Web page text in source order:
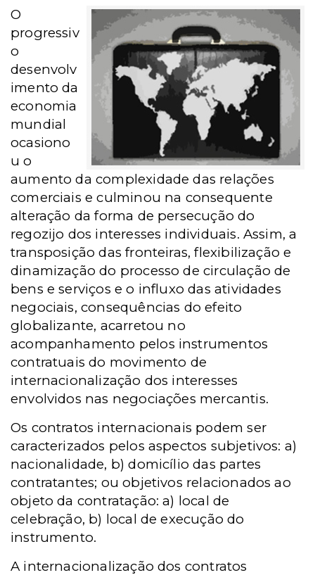
O
progressiv
o
desenvolv
imento da
economia
mundial
ocasiono
u o
aumento da complexidade das relações
comerciais e culminou na consequente
alteração da forma de persecução do
regozijo dos interesses individuais. Assim, a
transposição das fronteiras, flexibilização e
dinamização do processo de circulação de
bens e serviços e o influxo das atividades
negociais, consequências do efeito
globalizante, acarretou no
acompanhamento pelos instrumentos
contratuais do movimento de
internacionalização dos interesses
envolvidos nas negociações mercantis.
Os contratos internacionais podem ser
caracterizados pelos aspectos subjetivos: a)
nacionalidade, b) domicílio das partes
contratantes; ou objetivos relacionados ao
objeto da contratação: a) local de
celebração, b) local de execução do
instrumento.
A internacionalização dos contratos